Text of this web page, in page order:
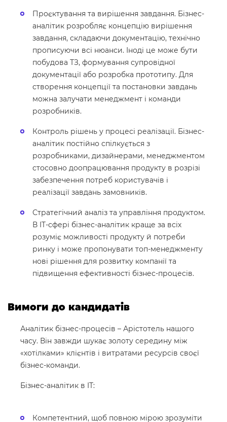
Проєктування та вирішення завдання. Бізнес-
аналітик розробляє концепцію вирішення
завдання, складаючи документацію, технічно
прописуючи всі нюанси. Іноді це може бути
побудова ТЗ, формування супровідної
документації або розробка прототипу. Для
створення концепції та постановки завдань
можна залучати менеджмент і команди
розробників.
Контроль рішень у процесі реалізації. Бізнес-
аналітик постійно спілкується з
розробниками, дизайнерами, менеджментом
стосовно доопрацювання продукту в розрізі
забезпечення потреб користувачів і
реалізації завдань замовників.
Стратегічний аналіз та управління продуктом.
В IT-сфері бізнес-аналітик краще за всіх
розуміє можливості продукту й потреби
ринку і може пропонувати топ-менеджменту
нові рішення для розвитку компанії та
підвищення ефективності бізнес-процесів.
Вимоги до кандидатів
Аналітик бізнес-процесів – Арістотель нашого
часу. Він завжди шукає золоту середину між
«хотілками» клієнтів і витратами ресурсів своєї
бізнес-команди.
Бізнес-аналітик в IT:
Компетентний, щоб повною мірою зрозуміти